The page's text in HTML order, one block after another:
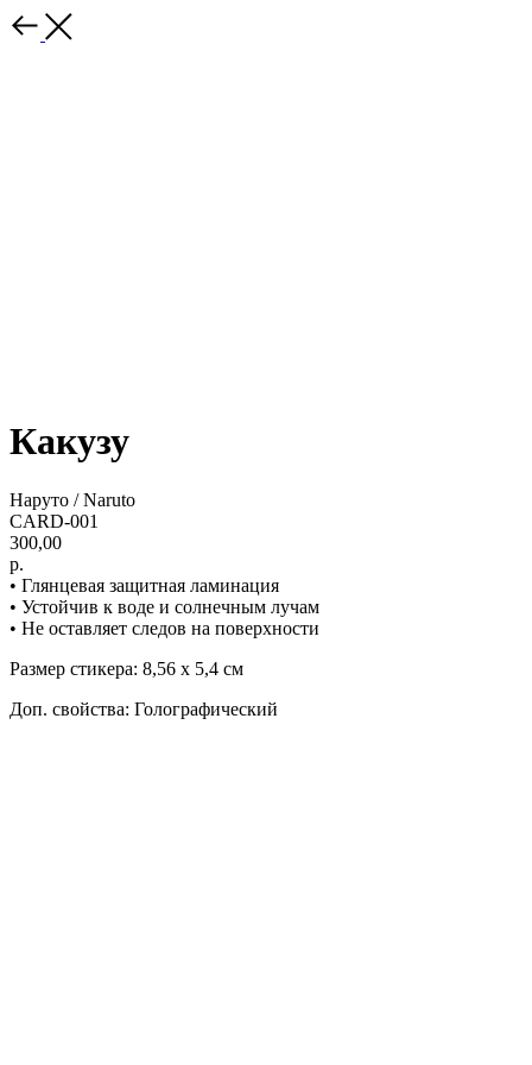
Какузу
Наруто / Naruto
CARD-001
300,00
р.
• Глянцевая защитная ламинация
• Устойчив к воде и солнечным лучам
• Не оставляет следов на поверхности
Размер стикера: 8,56 х 5,4 см
Доп. свойства: Голографический